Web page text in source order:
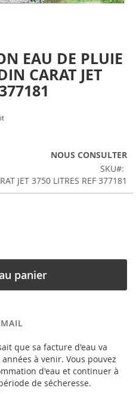
EAU DE PLUIE
CARAT JET
NOUS CONSULTER
SKU
JET 3750 LITRES REF 377181
panier
que sa facture d'eau va
à venir. Vous pouvez
d'eau et continuer à
de sécheresse.